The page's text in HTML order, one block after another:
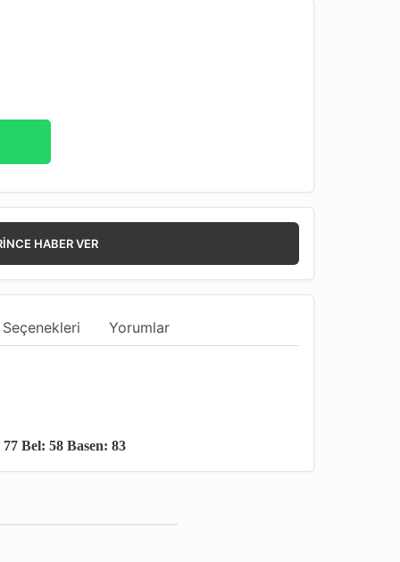
HABER VER
Yorumlar
Bel: 58 Basen: 83